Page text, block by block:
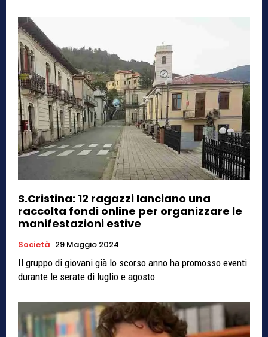
S.Cristina: 12 ragazzi lanciano una
raccolta fondi online per organizzare le
manifestazioni estive
Società 29 Maggio 2024
Il gruppo di giovani già lo scorso anno ha promosso eventi
durante le serate di luglio e agosto